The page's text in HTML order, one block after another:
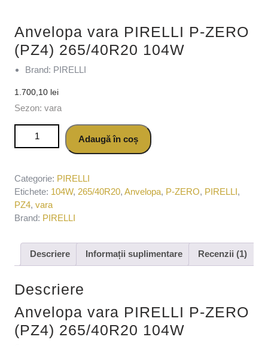
Anvelopa vara PIRELLI P-ZERO
(PZ4) 265/40R20 104W
Brand: PIRELLI
1.700,10 lei
Sezon: vara
Cantitate Anvelopa vara PIRELLI P-ZERO (PZ4) 265/40R20
Adaugă în coș
Categorie: PIRELLI
Etichete: 104W, 265/40R20, Anvelopa, P-ZERO, PIRELLI,
PZ4, vara
Brand: PIRELLI
Descriere Informații suplimentare Recenzii (1)
Descriere
Anvelopa vara PIRELLI P-ZERO
(PZ4) 265/40R20 104W